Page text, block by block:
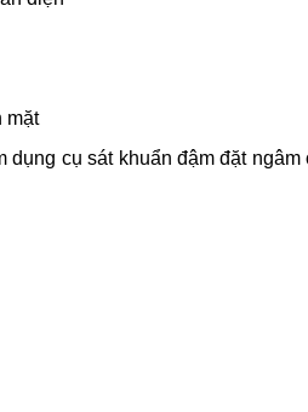
mặt
cụ sát khuẩn đậm đặt